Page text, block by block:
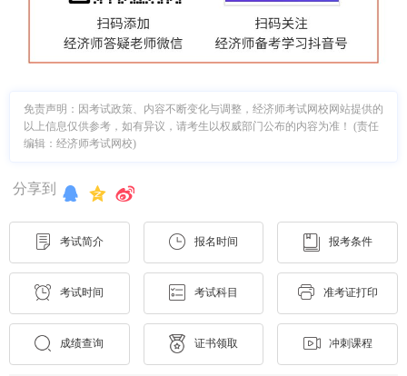
免责声明：因考试政策、内容不断变化与调整，经济师考试网校网站提供的
以上信息仅供参考，如有异议，请考生以权威部门公布的内容为准！ (责任
编辑：经济师考试网校)
分享到
考试简介 报名时间 报考条件
考试时间 考试科目 准考证打印
成绩查询 证书领取 冲刺课程